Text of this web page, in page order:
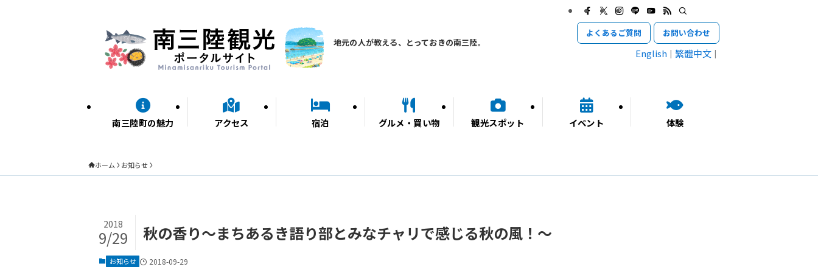
地元の人が教える、とっておきの南三陸。
南三陸町の魅力 アクセス 宿泊 グルメ・買い物 観光スポット イベント 体験
よくあるご質問 お問い合わせ
English 繁體中文
ホーム お知らせ
秋の香り～まちあるき語り部とみなチャリで感じる秋の風！～
2018
9/29
お知らせ 2018-09-29